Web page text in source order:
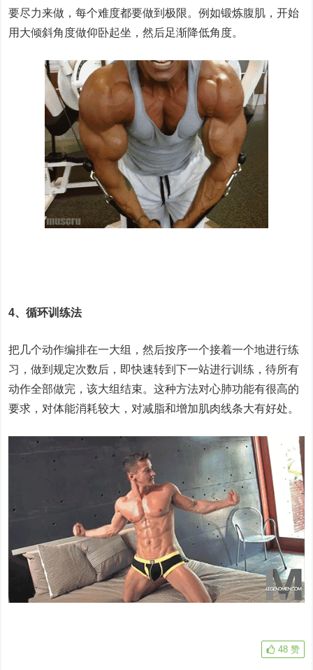
要尽力来做，每个难度都要做到极限。例如锻炼腹肌，开始
用大倾斜角度做仰卧起坐，然后足渐降低角度。
4、循环训练法
把几个动作编排在一大组，然后按序一个接着一个地进行练
习，做到规定次数后，即快速转到下一站进行训练，待所有
动作全部做完，该大组结束。这种方法对心肺功能有很高的
要求，对体能消耗较大，对减脂和增加肌肉线条大有好处。
48 赞